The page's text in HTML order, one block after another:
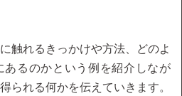
触れるきっかけや方法、どのよ
あるのかという例を紹介しなが
られる何かを伝えていきます。